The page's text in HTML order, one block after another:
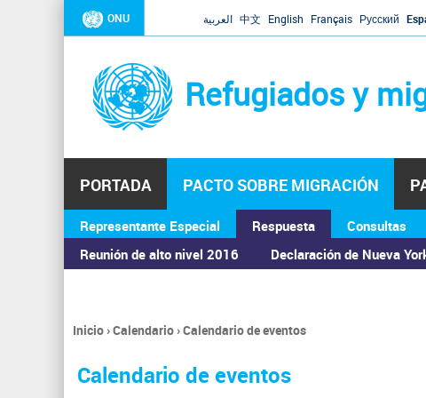
ONU العربية 中文 English Français Русский
Refugiados y
PORTADA PACTO SOBRE MIGRACIÓN
Representante Especial
Respuesta
Reunión de alto nivel 2016
Declaración de Nueva
Consultas
ASAMBLEA GENERAL
Se
encuentra
usted
Inicio›Calendario›Calendario de eventos
Calendario de eventos